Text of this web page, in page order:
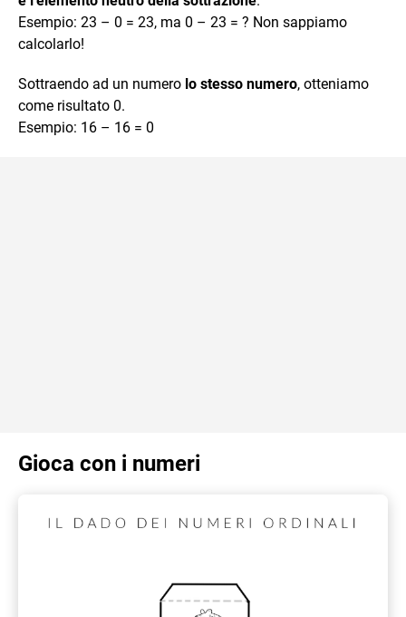
Esempio: 23 – 0 = 23, ma 0 – 23 = ? Non sappiamo
calcolarlo!
Sottraendo ad un numero lo stesso numero, otteniamo
come risultato 0.
Esempio: 16 – 16 = 0
Gioca con i numeri